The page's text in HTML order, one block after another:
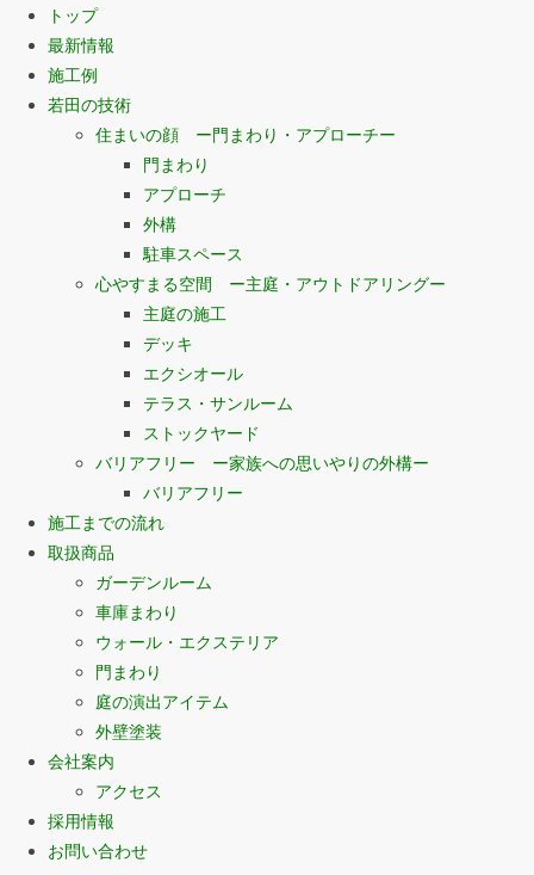
トップ
最新情報
施工例
若田の技術
住まいの顔 ー門まわり・アプローチー
門まわり
アプローチ
外構
駐車スペース
心やすまる空間 ー主庭・アウトドアリングー
主庭の施工
デッキ
エクシオール
テラス・サンルーム
ストックヤード
バリアフリー ー家族への思いやりの外構ー
バリアフリー
施工までの流れ
取扱商品
ガーデンルーム
車庫まわり
ウォール・エクステリア
門まわり
庭の演出アイテム
外壁塗装
会社案内
アクセス
採用情報
お問い合わせ